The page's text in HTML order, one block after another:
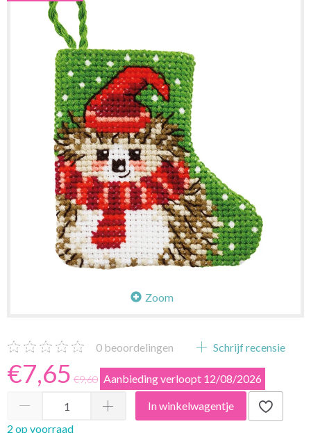
Zoom
0 beoordelingen Schrijf recensie
€7,65 €9,60 Aanbieding verloopt 12/08/2026
In winkelwagentje
2 op voorraad